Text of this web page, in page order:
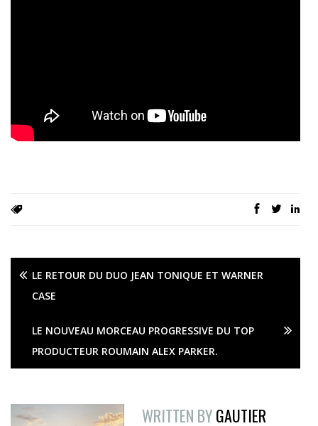
LE RETOUR DU DUO JEAN TONIQUE ET WARNER
CASE
LE NOUVEAU MORCEAU PROGRESSIVE DU TOP
PRODUCTEUR ROUMAIN ALEX PARKER.
WRITTEN BYGAUTIER